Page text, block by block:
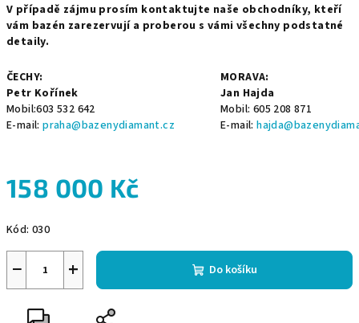
V případě zájmu prosím kontaktujte naše obchodníky, kteří
vám bazén zarezervují a proberou s vámi všechny podstatné
detaily.
ČECHY:
Petr Kořínek
Mobil:603 532 642
E-mail:praha@bazenydiamant.cz
MORAVA:
Jan Hajda
Mobil: 605 208 871
E-mail:
158 000 Kč
cena:
Kód: 030
+
− Do košíku